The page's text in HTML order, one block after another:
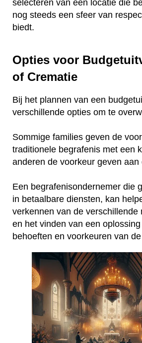
selecteren van een locatie die
nog steeds een sfeer van
biedt.
Opties voor
of Crematie
Bij het plannen van een
verschillende opties om te
Sommige families geven de
traditionele begrafenis met een
anderen de voorkeur geven aan
Een begrafenisondernemer die
in betaalbare diensten, kan
verkennen van de verschillende
en het vinden van een
behoeften en voorkeuren van